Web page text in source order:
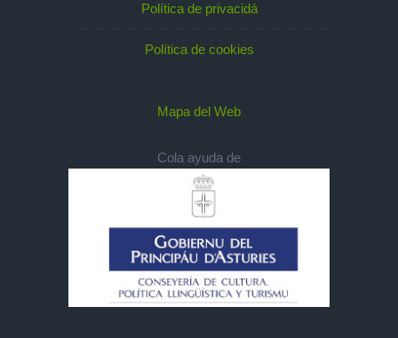
Política de privacidá
Política de cookies
Mapa del Web
Cola ayuda de